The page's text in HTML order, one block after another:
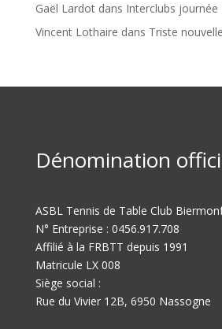
Gaël Lardotdans Interclubs
Vincent Lothaire dans Triste nouvelle
Dénomination
ASBL Tennis de Table Club
N° Entreprise : 0456.917.708
Affilié à la FRBTT depuis 1991
Matricule LX 008
Siège social :
Rue du Vivier 12B, 6950 Nassogne